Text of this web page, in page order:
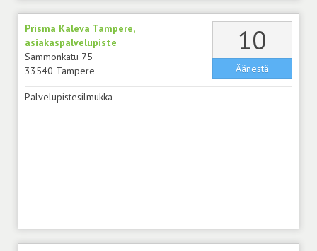
Prisma Kaleva Tampere,
asiakaspalvelupiste
Sammonkatu 75
33540 Tampere
10
Äänestä
Palvelupistesilmukka